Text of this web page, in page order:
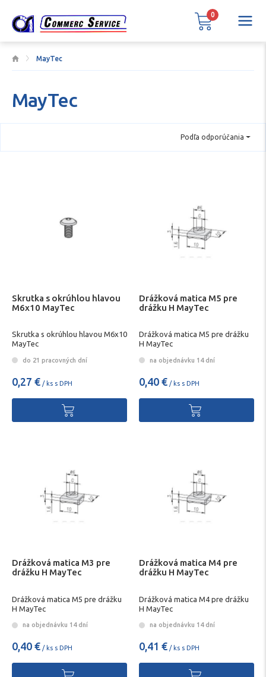
MayTec
MayTec
Podľa odporúčania
Skrutka s okrúhlou hlavou
M6x10 MayTec
Skrutka s okrúhlou hlavou M6x10
MayTec
do 21 pracovných dní
0,27 € / ks s DPH
Drážková matica M5 pre
drážku H MayTec
Drážková matica M5 pre drážku
H MayTec
na objednávku 14 dní
0,40 € / ks s DPH
Drážková matica M3 pre
drážku H MayTec
Drážková matica M5 pre drážku
H MayTec
na objednávku 14 dní
0,40 € / ks s DPH
Drážková matica M4 pre
drážku H MayTec
Drážková matica M4 pre drážku
H MayTec
na objednávku 14 dní
0,41 € / ks s DPH
0